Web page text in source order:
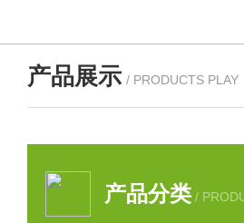
产品展示 / PRODUCTS PLAY
产品分类 /